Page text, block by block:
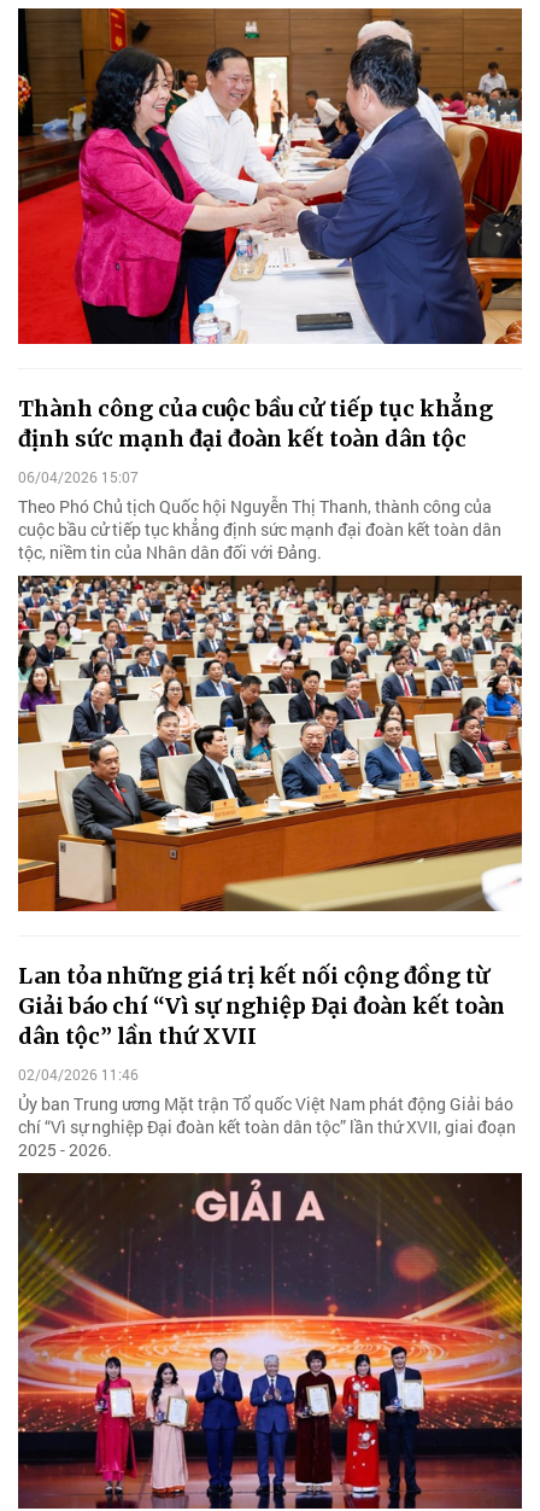
Thành công của cuộc bầu cử tiếp tục khẳng
định sức mạnh đại đoàn kết toàn dân tộc
06/04/2026 15:07
Theo Phó Chủ tịch Quốc hội Nguyễn Thị Thanh, thành công của
cuộc bầu cử tiếp tục khẳng định sức mạnh đại đoàn kết toàn dân
tộc, niềm tin của Nhân dân đối với Đảng.
Lan tỏa những giá trị kết nối cộng đồng từ
Giải báo chí “Vì sự nghiệp Đại đoàn kết toàn
dân tộc” lần thứ XVII
02/04/2026 11:46
Ủy ban Trung ương Mặt trận Tổ quốc Việt Nam phát động Giải báo
chí “Vì sự nghiệp Đại đoàn kết toàn dân tộc” lần thứ XVII, giai đoạn
2025 - 2026.